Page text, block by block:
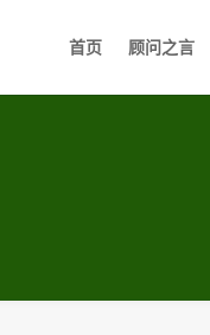
首页 顾问之言